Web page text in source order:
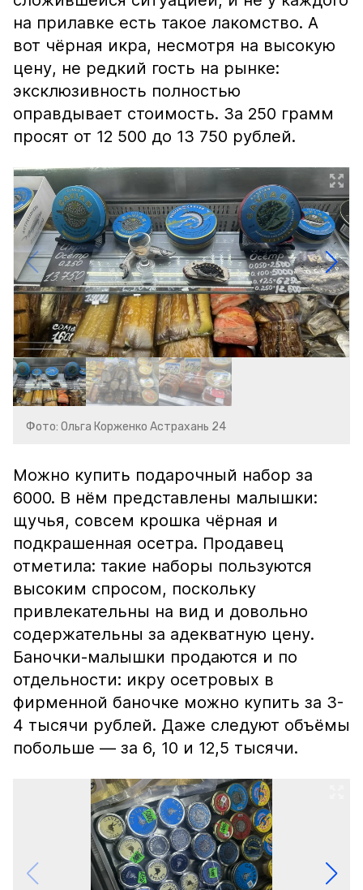
на прилавке есть такое лакомство. А
вот чёрная икра, несмотря на высокую
цену, не редкий гость на рынке:
эксклюзивность полностью
оправдывает стоимость. За 250 грамм
просят от 12 500 до 13 750 рублей.
Фото: Ольга Корженко Астрахань 24
Можно купить подарочный набор за
6000. В нём представлены малышки:
щучья, совсем крошка чёрная и
подкрашенная осетра. Продавец
отметила: такие наборы пользуются
высоким спросом, поскольку
привлекательны на вид и довольно
содержательны за адекватную цену.
Баночки-малышки продаются и по
отдельности: икру осетровых в
фирменной баночке можно купить за 3-
4 тысячи рублей. Даже следуют объёмы
побольше — за 6, 10 и 12,5 тысячи.